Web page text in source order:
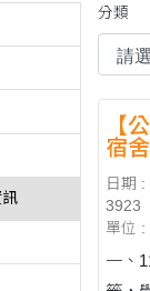
分類
【
宿
抽
日期
3923
單位 :
一、